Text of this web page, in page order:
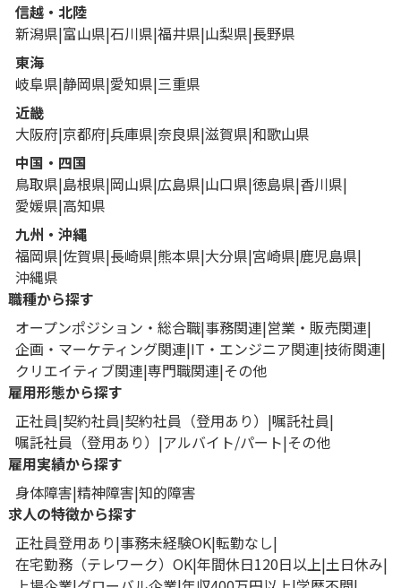
信越・北陸
新潟県 富山県 石川県 福井県 山梨県 長野県
東海
岐阜県 静岡県 愛知県 三重県
近畿
大阪府 京都府 兵庫県 奈良県 滋賀県 和歌山県
中国・四国
鳥取県 島根県 岡山県 広島県 山口県 徳島県 香川県
愛媛県 高知県
九州・沖縄
福岡県 佐賀県 長崎県 熊本県 大分県 宮崎県 鹿児島県
沖縄県
職種から探す
オープンポジション・総合職 事務関連 営業・販売関連
企画・マーケティング関連 IT・エンジニア関連 技術関連
クリエイティブ関連 専門職関連 その他
雇用形態から探す
正社員 契約社員 契約社員（登用あり）
嘱託社員
嘱託社員（登用あり）
アルバイト/パート その他
雇用実績から探す
身体障害 精神障害 知的障害
求人の特徴から探す
正社員登用あり 事務未経験OK 転勤なし
在宅勤務（テレワーク）OK 年間休日120日以上 土日休み